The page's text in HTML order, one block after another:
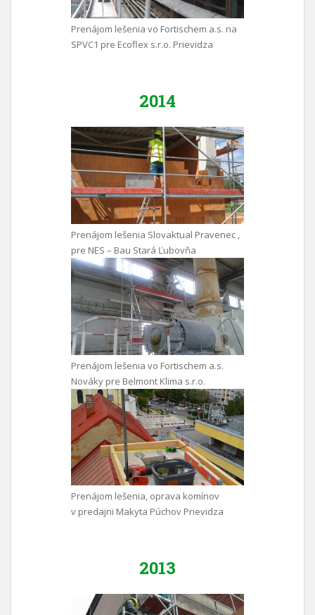
Prenájom lešenia vo Fortischem a.s. na
SPVC1 pre Ecoflex s.r.o. Prievidza
2014
Prenájom lešenia Slovaktual Pravenec ,
pre NES – Bau Stará Ľubovňa
Prenájom lešenia vo Fortischem a.s.
Nováky pre Belmont Klima s.r.o.
Prenájom lešenia, oprava komínov
v predajni Makyta Púchov Prievidza
2013